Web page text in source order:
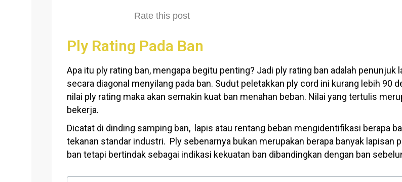
Rate this post
Ply Rating Pada Ban
Apa itu ply rating ban, mengapa begitu penting? Jadi ply rating ban adalah penunjuk
secara diagonal menyilang pada ban. Sudut peletakkan ply cord ini kurang lebih 90
nilai ply rating maka akan semakin kuat ban menahan beban. Nilai yang tertulis
bekerja.
Dicatat di dinding samping ban, lapis atau rentang beban mengidentifikasi berapa
tekanan standar industri. Ply sebenarnya bukan merupakan berapa banyak
ban tetapi bertindak sebagai indikasi kekuatan ban dibandingkan dengan ban